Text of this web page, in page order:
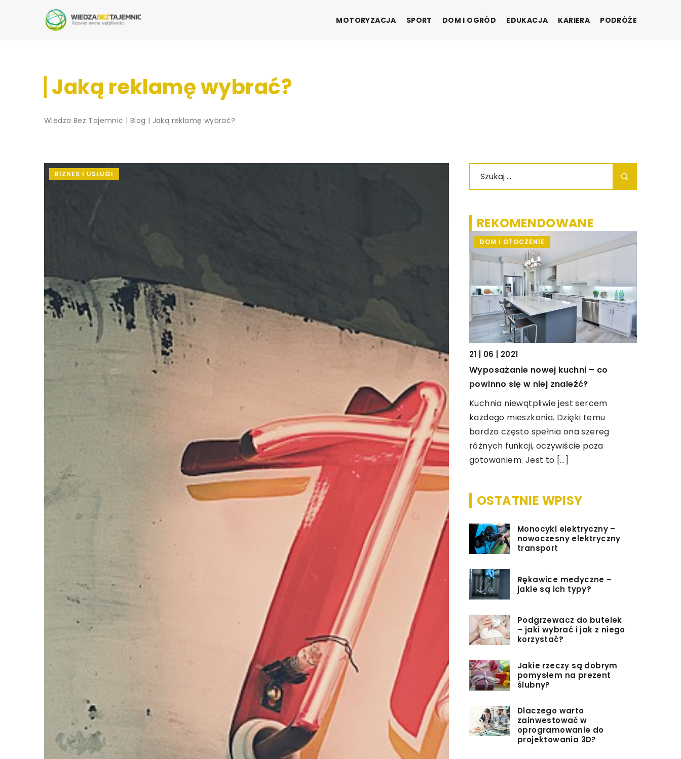
MOTORYZACJA SPORT DOM I OGRÓD EDUKACJA KARIERA PODRÓŻE
Jaką reklamę wybrać?
Wiedza Bez Tajemnic | Blog | Jaką reklamę wybrać?
BIZNES I USŁUGI
REKOMENDOWANE
15 | 11 | 2019
Jak praktycznie zaaranżować
Łazienka to najpotrzebniejsze
pomieszczenie w całym domu. Można
obyć się bez sypialni, salonu czy
garderoby, ale funkcjonowanie bez
łazianki jest […]
13 | 07 | 2019
Sytuacje, w których warto zgłosić się
Serwis opon. Brzmi znajomo? Dla
większości kierowców na pewno. Kiedy
warto go odwiedzić? Zawsze, gdy nie
mamy pewności, że nasze […]
DOM I OTOCZENIE
21 | 06 | 2021
Wyposażanie nowej kuchni – co
powinno się w niej znaleźć?
Kuchnia niewątpliwie jest sercem
każdego mieszkania. Dzięki temu
bardzo często spełnia ona szereg
różnych funkcji, oczywiście poza
gotowaniem. Jest to […]
OSTATNIE WPISY
Monocykl elektryczny –
nowoczesny elektryczny
transport
Rękawice medyczne –
jakie są ich typy?
Podgrzewacz do butelek
– jaki wybrać i jak z niego
korzystać?
Jakie rzeczy są dobrym
pomysłem na prezent
ślubny?
Dlaczego warto
zainwestować w
oprogramowanie do
projektowania 3D?